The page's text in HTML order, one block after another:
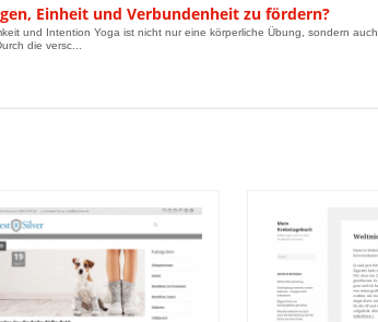
Einheit und Verbundenheit zu fördern?
und Intention Yoga ist nicht nur eine körperliche Übung, sondern
die versc...